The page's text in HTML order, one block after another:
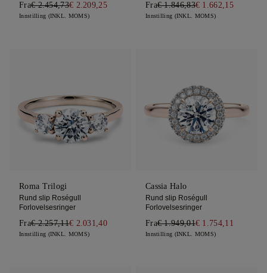
Fra€ 2.454,73€ 2.209,25
Innstilling (INKL. MOMS)
Fra€ 1.846,83€ 1.662,15
Innstilling (INKL. MOMS)
Roma Trilogi
Rund slip Roségull
Forlovelsesringer
Fra€ 2.257,11€ 2.031,40
Innstilling (INKL. MOMS)
Cassia Halo
Rund slip Roségull
Forlovelsesringer
Fra€ 1.949,01€ 1.754,11
Innstilling (INKL. MOMS)